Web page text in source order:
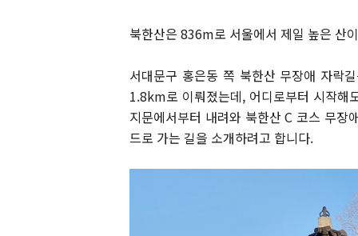
북한산은 836m로 서울에서 제일 높은 산
서대문구 홍은동 쪽 북한산 무장애 자
1.8km로 이뤄졌는데, 어디로부터 시작해
지문에서부터 내려와 북한산 C 코스 무장
드로 가는 길을 소개하려고 합니다.